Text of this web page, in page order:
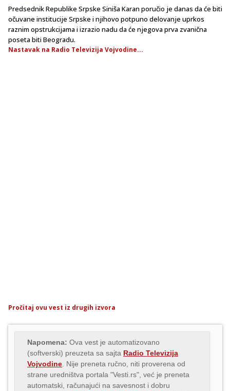
Predsednik Republike Srpske Siniša Karan poručio je danas da će biti
očuvane institucije Srpske i njihovo potpuno delovanje uprkos
raznim opstrukcijama i izrazio nadu da će njegova prva zvanična
poseta biti Beogradu.
Nastavak na Radio Televizija Vojvodine...
Pročitaj ovu vest iz drugih izvora
Napomena: Ova vest je automatizovano
(softverski) preuzeta sa sajta Radio Televizija
Vojvodine . Nije preneta ručno, niti proverena od
strane uredništva portala "Vesti.rs", već je preneta
automatski, računajući na savesnost i dobru